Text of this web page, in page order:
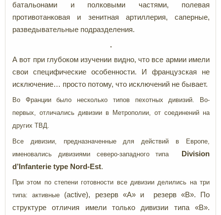
батальонами и полковыми частями, полевая
противотанковая и зенитная артиллерия, саперные,
разведывательные подразделения.
А вот при глубоком изучении видно, что все армии имели
свои специфические особенности. И французская не
исключение… просто потому, что исключений не бывает.
Во Франции было несколько типов пехотных дивизий. Во-
первых, отличались дивизии в Метрополии, от соединений на
других ТВД.
Все дивизии, предназначенные для действий в Европе,
именовались дивизиями северо-западного типа
Division
d’Infanterie type Nord-Est.
При этом по степени готовности все дивизии делились на три
типа: активные (active), резерв «А» и резерв «В». По
структуре отличия имели только дивизии типа «В».